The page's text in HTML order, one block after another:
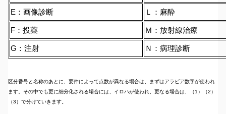
E：画像診断 Ｌ：麻酔
F：投薬 Ｍ：放射線治療
G：注射 Ｎ：病理診断
区分番号と名称のあとに、要件によって点数が異なる場合は、まずはアラビア数字が使われ
ます。その中でも更に細分化される場合には、イロハが使われ、更なる場合は、（1）（2）
（3）で分けていきます。